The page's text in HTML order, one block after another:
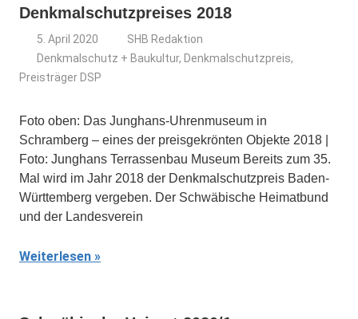
Denkmalschutzpreises 2018
5. April 2020
SHB Redaktion
Denkmalschutz + Baukultur, Denkmalschutzpreis,
Preisträger DSP
Foto oben: Das Junghans-Uhrenmuseum in
Schramberg – eines der preisgekrönten Objekte 2018 |
Foto: Junghans Terrassenbau Museum Bereits zum 35.
Mal wird im Jahr 2018 der Denkmalschutzpreis Baden-
Württemberg vergeben. Der Schwäbische Heimatbund
und der Landesverein
Weiterlesen